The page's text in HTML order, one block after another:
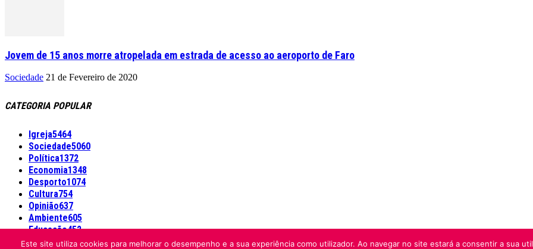
Jovem de 15 anos morre atropelada em estrada de acesso ao aeroporto de Faro
Sociedade 21 de Fevereiro de 2020
CATEGORIA POPULAR
Igreja5464
Sociedade5060
Política1372
Economia1348
Desporto1074
Cultura754
Opinião637
Ambiente605
Educação452
Este site utiliza cookies para melhorar o desempenho e a sua experiência como utilizador. Ao navegar no site estará a consentir a sua